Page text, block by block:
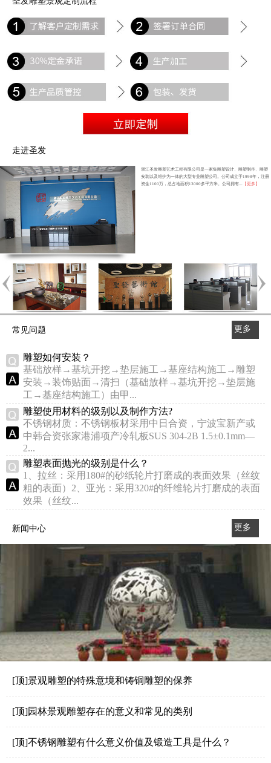
走进圣发
浙江圣发雕塑艺术工程有限公司是一家集雕塑设计、雕塑制作、雕塑
安装以及维护为一体的大型专业雕塑公司。公司成立于1998年，注册
资金1100万，总占地面积13000多平方米。公司拥有...
【更多】
常见问题
更多
雕塑如何安装？
基础放样→基坑开挖→垫层施工→基座结构施工→雕塑
安装→装饰贴面→清扫（基础放样→基坑开挖→垫层施
工→基座结构施工）由甲...
雕塑使用材料的级别以及制作方法?
不锈钢材质：不锈钢板材采用中日合资，宁波宝新产或
中韩合资张家港浦项产冷轧板SUS 304-2B 1.5±0.1mm—
2...
雕塑表面抛光的级别是什么？
1、拉丝：采用180#的砂纸轮片打磨成的表面效果（丝纹
粗的表面）2、亚光：采用320#的纤维轮片打磨成的表面
效果（丝纹...
新闻中心
更多
>>
[顶]景观雕塑的特殊意境和铸铜雕塑的保养
[顶]园林景观雕塑存在的意义和常见的类别
[顶]不锈钢雕塑有什么意义价值及锻造工具是什么？